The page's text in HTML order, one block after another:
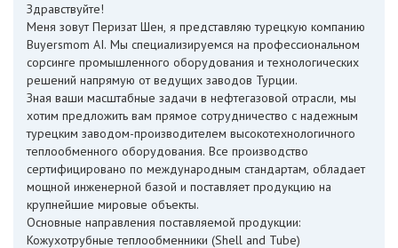
Здравствуйте!
Меня зовут Перизат Шен, я представляю турецкую компанию
Buyersmom AI. Мы специализируемся на профессиональном
сорсинге промышленного оборудования и технологических
решений напрямую от ведущих заводов Турции.
Зная ваши масштабные задачи в нефтегазовой отрасли, мы
хотим предложить вам прямое сотрудничество с надежным
турецким заводом-производителем высокотехнологичного
теплообменного оборудования. Все производство
сертифицировано по международным стандартам, обладает
мощной инженерной базой и поставляет продукцию на
крупнейшие мировые объекты.
Основные направления поставляемой продукции:
Кожухотрубные теплообменники (Shell and Tube)